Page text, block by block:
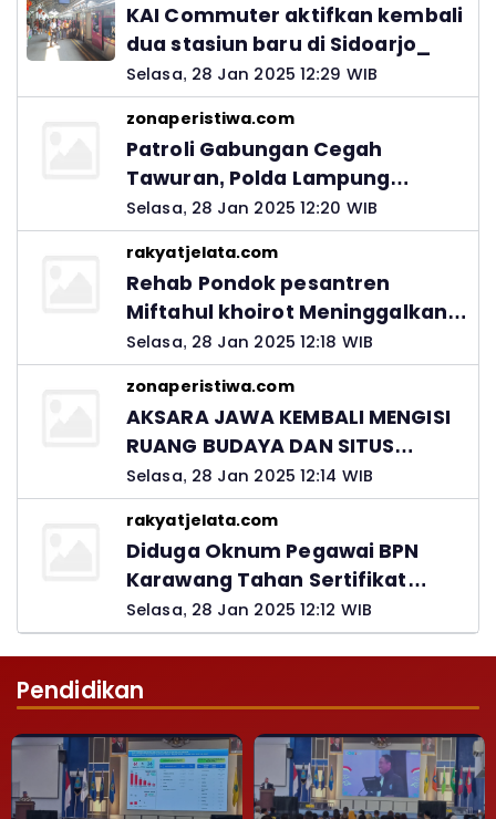
KAI Commuter aktifkan kembali
dua stasiun baru di Sidoarjo_
Selasa, 28 Jan 2025 12:29 WIB
zonaperistiwa.com
Patroli Gabungan Cegah
Tawuran, Polda Lampung
Ingatkan Peran Orang Tua
Selasa, 28 Jan 2025 12:20 WIB
rakyatjelata.com
Rehab Pondok pesantren
Miftahul khoirot Meninggalkan
Hutang Ke Material, Mantan
Kadis PUPR Harus Bertanggung
Jawab
Selasa, 28 Jan 2025 12:18 WIB
zonaperistiwa.com
AKSARA JAWA KEMBALI MENGISI
RUANG BUDAYA DAN SITUS
LELUHUR NUSANTARA
Selasa, 28 Jan 2025 12:14 WIB
rakyatjelata.com
Diduga Oknum Pegawai BPN
Karawang Tahan Sertifikat
Pemohon PTSL
Selasa, 28 Jan 2025 12:12 WIB
Pendidikan